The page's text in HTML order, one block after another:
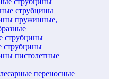
струбцины
пружинные,
струбцины
струбцины
пистолетные
переносные